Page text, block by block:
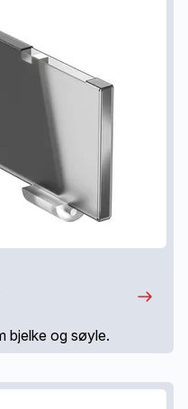
bjelke og søyle.